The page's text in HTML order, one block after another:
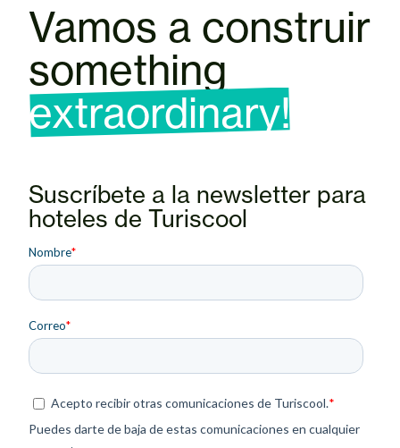
Vamos a construir
something
extraordinary!
Suscríbete a la newsletter para
hoteles de Turiscool